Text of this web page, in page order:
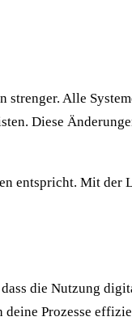
Alle
Diese
entspricht. Mit
die Nutzung
Prozesse